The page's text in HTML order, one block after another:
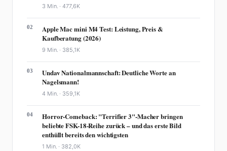
3 Min. ·477,6K
02
Apple Mac mini M4 Test: Leistung, Preis &
Kaufberatung (2026)
9 Min. · 385,1K
03
Undav Nationalmannschaft: Deutliche Worte an
Nagelsmann!
4 Min. · 359,1K
04
Horror-Comeback: "Terrifier 3"-Macher bringen
beliebte FSK-18-Reihe zurück – und das erste Bild
enthüllt bereits den wichtigsten
1 Min. · 382,0K